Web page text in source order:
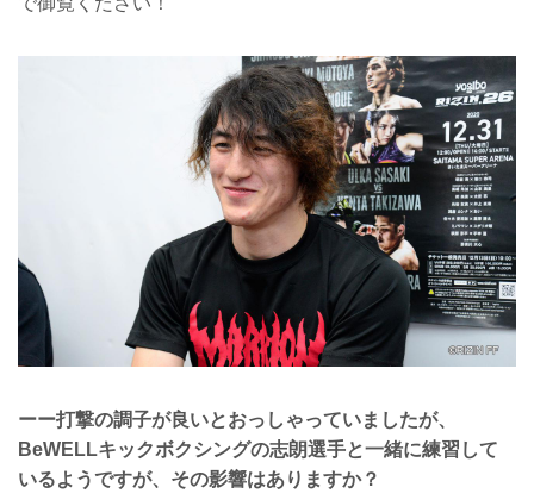
ーー打撃の調子が良いとおっしゃっていましたが、
BeWELLキックボクシングの志朗選手と一緒に練習して
いるようですが、その影響はありますか？